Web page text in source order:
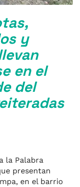
y
en el
del
la Palabra
presentan
en el barrio